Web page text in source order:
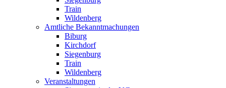
Train
Wildenberg
Amtliche Bekanntmachungen
Biburg
Kirchdorf
Siegenburg
Train
Wildenberg
Veranstaltungen